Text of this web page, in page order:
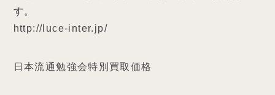
す。
http://luce-inter.jp/
日本流通勉強会特別買取価格